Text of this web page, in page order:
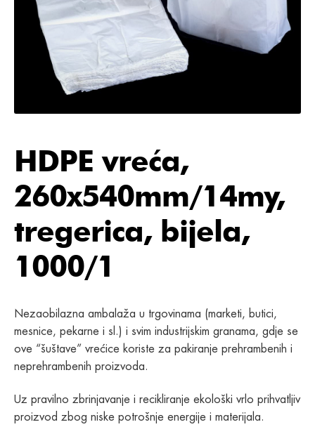
HDPE vreća,
260x540mm/14my,
tregerica, bijela,
1000/1
Nezaobilazna ambalaža u trgovinama (marketi, butici,
mesnice, pekarne i sl.) i svim industrijskim granama, gdje se
ove “šuštave” vrećice koriste za pakiranje prehrambenih i
neprehrambenih proizvoda.
Uz pravilno zbrinjavanje i recikliranje ekološki vrlo prihvatljiv
proizvod zbog niske potrošnje energije i materijala.